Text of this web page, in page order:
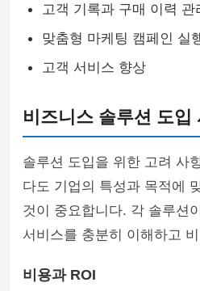
고객 기록과 구매 이력 관
맞춤형 마케팅 캠페인 실
고객 서비스 향상
비즈니스 솔루션 도입
솔루션 도입을 위한 고려 사
다도 기업의 특성과 목적에
것이 중요합니다. 각 솔루션
서비스를 충분히 이해하고
비용과 ROI